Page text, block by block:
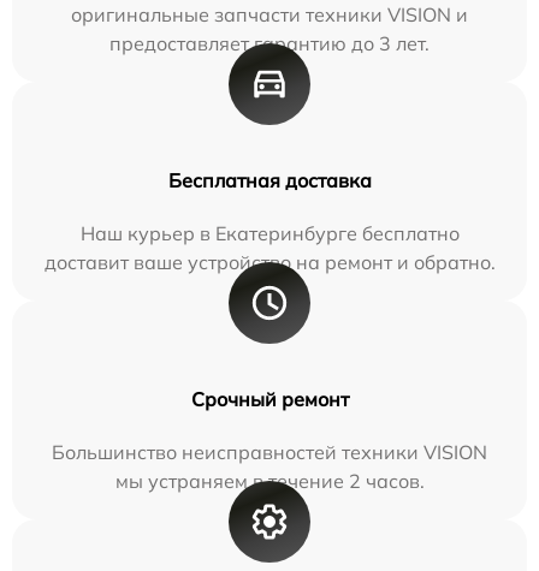
оригинальные запчасти техники VISION и
предоставляет гарантию до 3 лет.
Бесплатная доставка
Наш курьер в Екатеринбурге бесплатно
доставит ваше устройство на ремонт и обратно.
Срочный ремонт
Большинство неисправностей техники VISION
мы устраняем в течение 2 часов.